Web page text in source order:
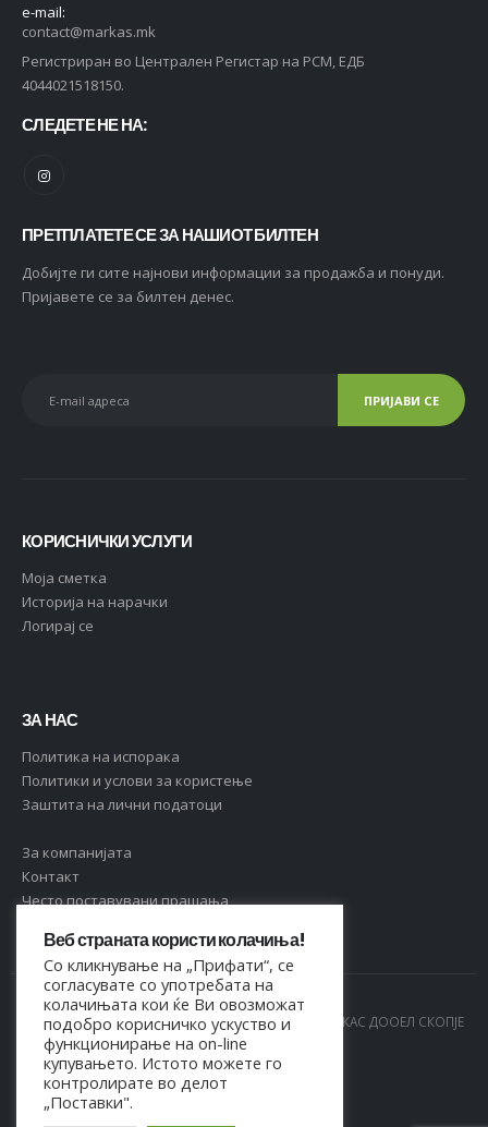
e-mail:
contact@markas.mk
Регистриран во Централен Регистар на РСМ, ЕДБ
4044021518150.
СЛЕДЕТЕ НЕ НА:
ПРЕТПЛАТЕТЕ СЕ ЗА НАШИОТ БИЛТЕН
Добијте ги сите најнови информации за продажба и понуди.
Пријавете се за билтен денес.
КОРИСНИЧКИ УСЛУГИ
Moja сметка
Историја на нарачки
Логирај се
ЗА НАС
Политика на испорака
Политики и услови за користење
Заштита на лични податоци
За компанијата
Контакт
Често поставувани прашања
© Copyright 2021. Сите права се задржани од МАРКАС ДООЕЛ СКОПЈЕ
- 4044021518150
Веб страната користи колачиња!
Со кликнување на „Прифати“, се
согласувате со употребата на
колачињата кои ќе Ви овозможат
подобро корисничко ускуство и
функционирање на on-line
купувањето. Истото можете го
контролирате во делот
„Поставки".